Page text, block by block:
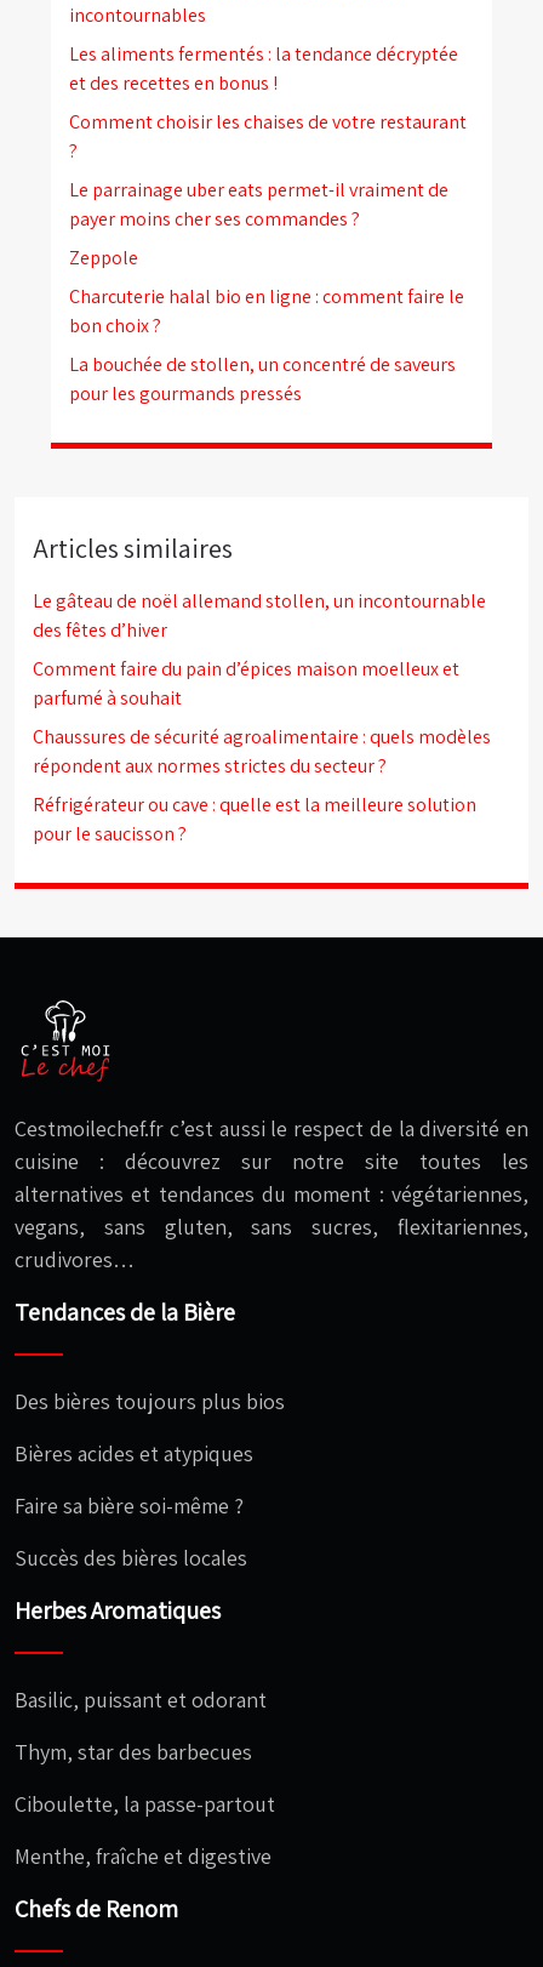
incontournables
Les aliments fermentés : la tendance décryptée
et des recettes en bonus !
Comment choisir les chaises de votre restaurant
?
Le parrainage uber eats permet-il vraiment de
payer moins cher ses commandes ?
Zeppole
Charcuterie halal bio en ligne : comment faire le
bon choix ?
La bouchée de stollen, un concentré de saveurs
pour les gourmands pressés
Articles similaires
Le gâteau de noël allemand stollen, un incontournable
des fêtes d’hiver
Comment faire du pain d’épices maison moelleux et
parfumé à souhait
Chaussures de sécurité agroalimentaire : quels modèles
répondent aux normes strictes du secteur ?
Réfrigérateur ou cave : quelle est la meilleure solution
pour le saucisson ?
Cestmoilechef.fr c’est aussi le respect de la diversité en
cuisine : découvrez sur notre site toutes les
alternatives et tendances du moment : végétariennes,
vegans, sans gluten, sans sucres, flexitariennes,
crudivores…
Tendances de la Bière
Des bières toujours plus bios
Bières acides et atypiques
Faire sa bière soi-même ?
Succès des bières locales
Herbes Aromatiques
Basilic, puissant et odorant
Thym, star des barbecues
Ciboulette, la passe-partout
Menthe, fraîche et digestive
Chefs de Renom